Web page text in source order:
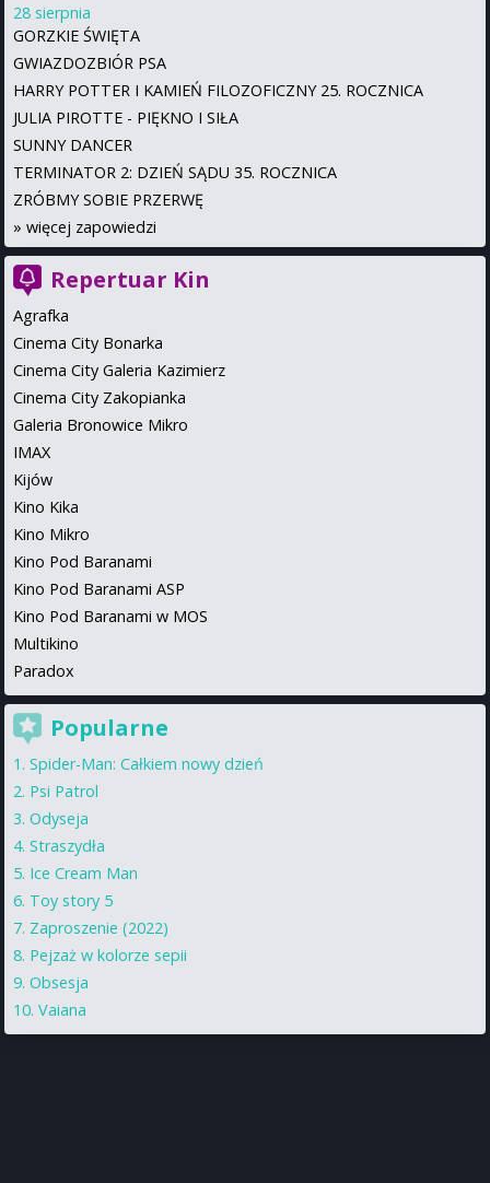
28 sierpnia
GORZKIE ŚWIĘTA
GWIAZDOZBIÓR PSA
HARRY POTTER I KAMIEŃ FILOZOFICZNY 25. ROCZNICA
JULIA PIROTTE - PIĘKNO I SIŁA
SUNNY DANCER
TERMINATOR 2: DZIEŃ SĄDU 35. ROCZNICA
ZRÓBMY SOBIE PRZERWĘ
» więcej zapowiedzi
Repertuar Kin
Agrafka
Cinema City Bonarka
Cinema City Galeria Kazimierz
Cinema City Zakopianka
Galeria Bronowice Mikro
IMAX
Kijów
Kino Kika
Kino Mikro
Kino Pod Baranami
Kino Pod Baranami ASP
Kino Pod Baranami w MOS
Multikino
Paradox
Popularne
Spider-Man: Całkiem nowy dzień
Psi Patrol
Odyseja
Straszydła
Ice Cream Man
Toy story 5
Zaproszenie (2022)
Pejzaż w kolorze sepii
Obsesja
Vaiana